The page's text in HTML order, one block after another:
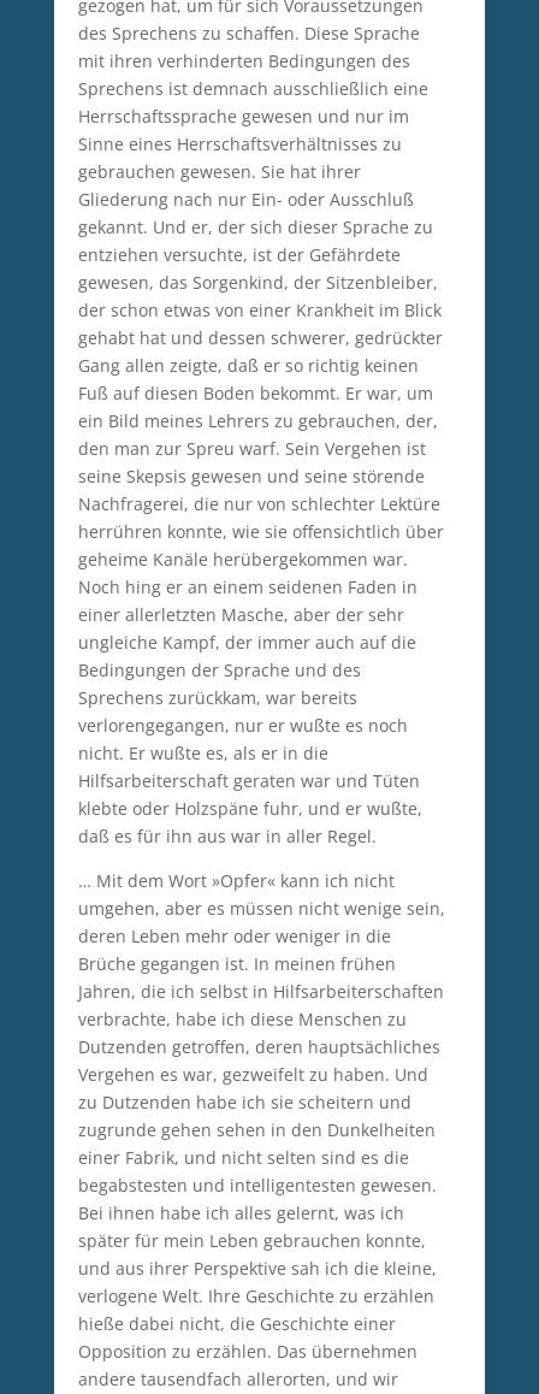
gezogen hat, um für sich Voraussetzungen
des Sprechens zu schaffen. Diese Sprache
mit ihren verhinderten Bedingungen des
Sprechens ist demnach ausschließlich eine
Herrschaftssprache gewesen und nur im
Sinne eines Herrschaftsverhältnisses zu
gebrauchen gewesen. Sie hat ihrer
Gliederung nach nur Ein- oder Ausschluß
gekannt. Und er, der sich dieser Sprache zu
entziehen versuchte, ist der Gefährdete
gewesen, das Sorgenkind, der Sitzenbleiber,
der schon etwas von einer Krankheit im Blick
gehabt hat und dessen schwerer, gedrückter
Gang allen zeigte, daß er so richtig keinen
Fuß auf diesen Boden bekommt. Er war, um
ein Bild meines Lehrers zu gebrauchen, der,
den man zur Spreu warf. Sein Vergehen ist
seine Skepsis gewesen und seine störende
Nachfragerei, die nur von schlechter Lektüre
herrühren konnte, wie sie offensichtlich über
geheime Kanäle herübergekommen war.
Noch hing er an einem seidenen Faden in
einer allerletzten Masche, aber der sehr
ungleiche Kampf, der immer auch auf die
Bedingungen der Sprache und des
Sprechens zurückkam, war bereits
verlorengegangen, nur er wußte es noch
nicht. Er wußte es, als er in die
Hilfsarbeiterschaft geraten war und Tüten
klebte oder Holzspäne fuhr, und er wußte,
daß es für ihn aus war in aller Regel.
… Mit dem Wort »Opfer« kann ich nicht
umgehen, aber es müssen nicht wenige sein,
deren Leben mehr oder weniger in die
Brüche gegangen ist. In meinen frühen
Jahren, die ich selbst in Hilfsarbeiterschaften
verbrachte, habe ich diese Menschen zu
Dutzenden getroffen, deren hauptsächliches
Vergehen es war, gezweifelt zu haben. Und
zu Dutzenden habe ich sie scheitern und
zugrunde gehen sehen in den Dunkelheiten
einer Fabrik, und nicht selten sind es die
begabstesten und intelligentesten gewesen.
Bei ihnen habe ich alles gelernt, was ich
später für mein Leben gebrauchen konnte,
und aus ihrer Perspektive sah ich die kleine,
verlogene Welt. Ihre Geschichte zu erzählen
hieße dabei nicht, die Geschichte einer
Opposition zu erzählen. Das übernehmen
andere tausendfach allerorten, und wir